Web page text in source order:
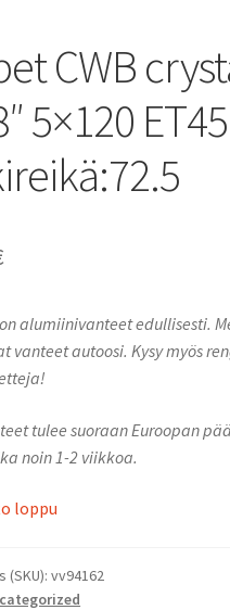
CWB
5×120 ET45
alumiinivanteet edullisesti.
vanteet autoosi. Kysy myös
tulee suoraan Euroopan
noin 1-2 viikkoa.
loppu
(SKU):vv94162